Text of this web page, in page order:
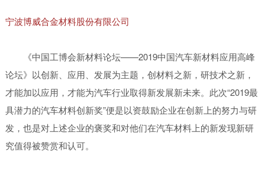
宁波博威合金材料股份有限公司
《中国工博会新材料论坛——2019中国汽车新材料应用高峰
论坛》以创新、应用、发展为主题，创材料之新，研技术之新，
才能加以应用，才能为汽车行业取得新发展新未来。此次“2019最
具潜力的汽车材料创新奖”便是以资鼓励企业在创新上的努力与研
发，也是对上述企业的褒奖和对他们在汽车材料上的新发现新研
究值得被赞赏和认可。